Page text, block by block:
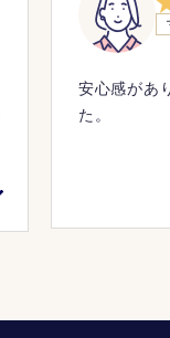
安心感があ
た。